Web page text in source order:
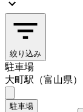
絞り込み
駐車場
大町駅（富山県）
駐車場